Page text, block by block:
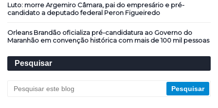
Luto: morre Argemiro Câmara, pai do empresário e pré-
candidato a deputado federal Peron Figueiredo
Orleans Brandão oficializa pré-candidatura ao Governo do
Maranhão em convenção histórica com mais de 100 mil pessoas
Pesquisar